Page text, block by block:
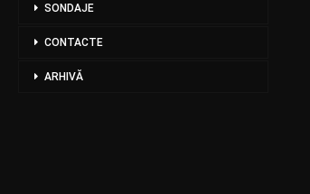
SONDAJE
CONTACTE
ARHIVĂ